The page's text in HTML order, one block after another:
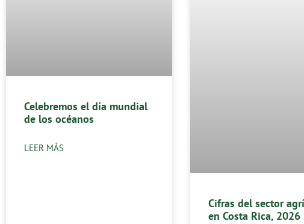
Celebremos el día mundial
de los océanos
LEER MÁS
Cifras del sector
en Costa Rica, 2026